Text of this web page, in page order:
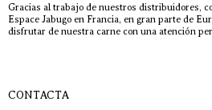
Gracias al trabajo de nuestros distribuidores,
Espace Jabugo en Francia, en gran parte de
disfrutar de nuestra carne con una atención
CONTACTA